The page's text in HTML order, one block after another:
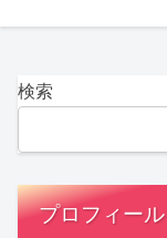
検索
プロフィール